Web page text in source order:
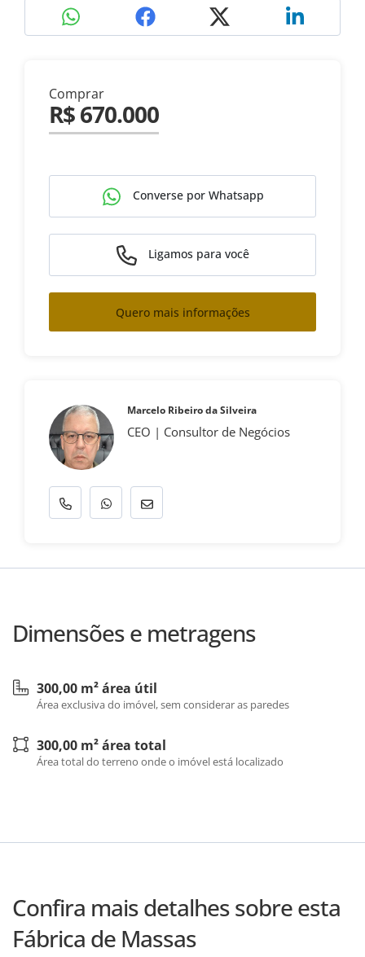
Comprar
R$ 670.000
Converse por Whatsapp
Ligamos para você
Quero mais informações
Marcelo Ribeiro da Silveira
CEO | Consultor de Negócios
Dimensões e metragens
300,00 m² área útil
Área exclusiva do imóvel, sem considerar as paredes
300,00 m² área total
Área total do terreno onde o imóvel está localizado
Confira mais detalhes sobre esta
Fábrica de Massas